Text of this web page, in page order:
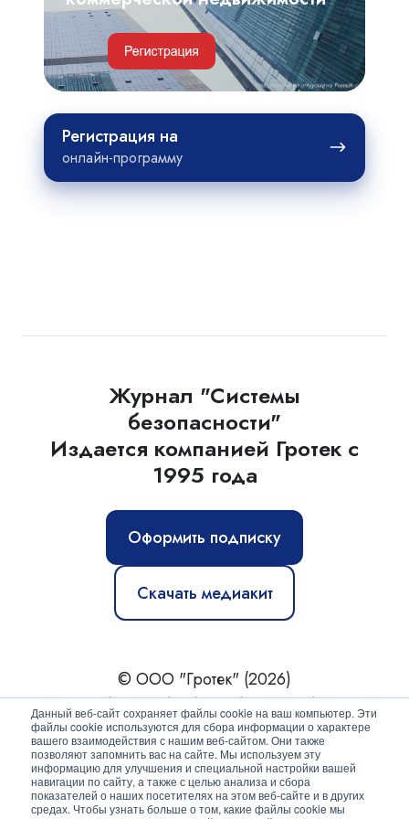
Данный веб-сайт сохраняет файлы cookie на ваш компьютер. Эти
файлы cookie используются для сбора информации о характере
вашего взаимодействия с нашим веб-сайтом. Они также
позволяют запомнить вас на сайте. Мы используем эту
информацию для улучшения и специальной настройки вашей
навигации по сайту, а также с целью анализа и сбора
показателей о наших посетителях на этом веб-сайте и в других
средах. Чтобы узнать больше о том, какие файлы cookie мы
недвижимости
Регистрация на
онлайн-программу
Регистрация
Журнал "Системы
безопасности"
Издается компанией Гротек с
1995 года
Оформить подписку
Скачать медиакит
© ООО "Гротек" (2026)
Новости|Статьи|Обзоры|Журнал|О нас
Политика конфиденциальности
Согласие на обработку персональных данных